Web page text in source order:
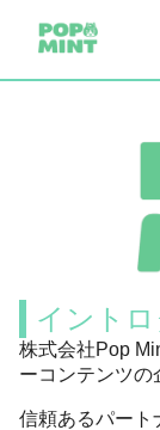
イント
株式会社Pop
ーコンテンツの
信頼あるパート